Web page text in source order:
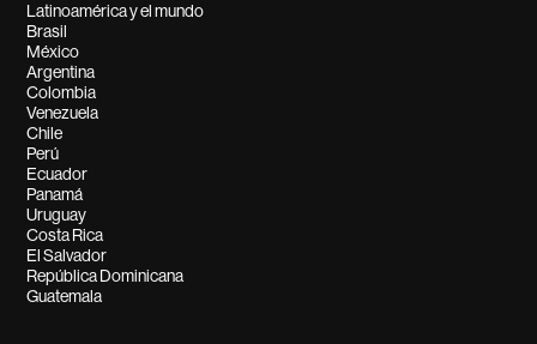
Latinoamérica y el mundo
Brasil
México
Argentina
Colombia
Venezuela
Chile
Perú
Ecuador
Panamá
Uruguay
Costa Rica
El Salvador
República Dominicana
Guatemala